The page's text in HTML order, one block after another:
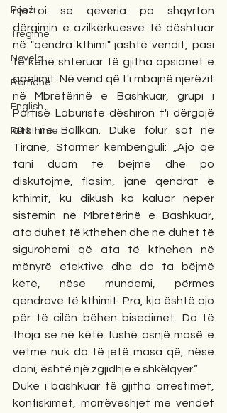
Poezi
Tregime
Novela
Romane
English
Përkthime
njoftoi se qeveria po shqyrton
dërgimin e azilkërkuesve të dështuar
në "qendra kthimi" jashtë vendit, pasi
të kenë shteruar të gjitha opsionet e
apelimit. Në vend që t'i mbajnë njerëzit
në Mbretërinë e Bashkuar, grupi i
Partisë Laburiste dëshiron t'i dërgojë
ata në Ballkan. Duke folur sot në
Tiranë, Starmer këmbënguli: „Ajo që
tani duam të bëjmë dhe po
diskutojmë, flasim, janë qendrat e
kthimit, ku dikush ka kaluar nëpër
sistemin në Mbretërinë e Bashkuar,
ata duhet të kthehen dhe ne duhet të
sigurohemi që ata të kthehen në
mënyrë efektive dhe do ta bëjmë
këtë, nëse mundemi, përmes
qendrave të kthimit. Pra, kjo është ajo
për të cilën bëhen bisedimet. Do të
thoja se në këtë fushë asnjë masë e
vetme nuk do të jetë masa që, nëse
doni, është një zgjidhje e shkëlqyer.“
Duke i bashkuar të gjitha arrestimet,
konfiskimet, marrëveshjet me vendet